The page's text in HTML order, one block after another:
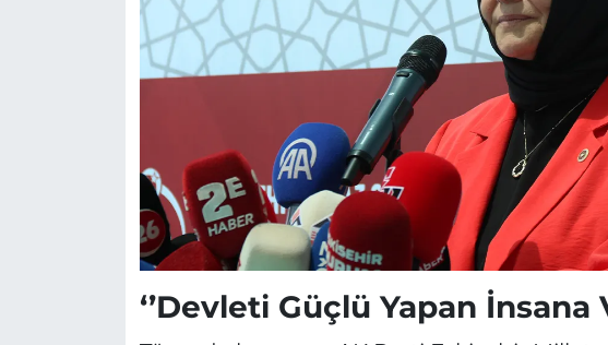
‘’Devleti Güçlü Yapan İnsana